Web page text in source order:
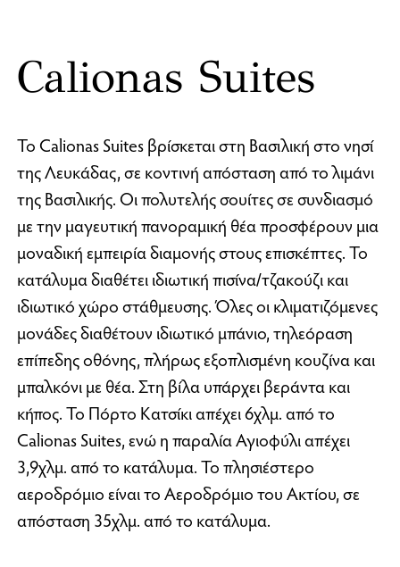
Calionas Suites
Το Calionas Suites βρίσκεται στη Βασιλική στο νησί
της Λευκάδας, σε κοντινή απόσταση από το λιμάνι
της Βασιλικής. Οι πολυτελής σουίτες σε συνδιασμό
με την μαγευτική πανοραμική θέα προσφέρουν μια
μοναδική εμπειρία διαμονής στους επισκέπτες. Το
κατάλυμα διαθέτει ιδιωτική πισίνα/τζακούζι και
ιδιωτικό χώρο στάθμευσης. Όλες οι κλιματιζόμενες
μονάδες διαθέτουν ιδιωτικό μπάνιο, τηλεόραση
επίπεδης οθόνης, πλήρως εξοπλισμένη κουζίνα και
μπαλκόνι με θέα. Στη βίλα υπάρχει βεράντα και
κήπος. Το Πόρτο Κατσίκι απέχει 6χλμ. από το
Calionas Suites, ενώ η παραλία Αγιοφύλι απέχει
3,9χλμ. από το κατάλυμα. Το πλησιέστερο
αεροδρόμιο είναι το Αεροδρόμιο του Ακτίου, σε
απόσταση 35χλμ. από το κατάλυμα.